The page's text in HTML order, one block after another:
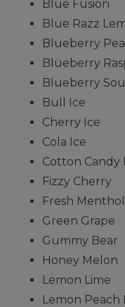
Blue Fusion
Blue Razz
Blueberry
Blueberry
Blueberry
Bull Ice
Cherry Ice
Cola Ice
Cotton Candy
Fizzy Cherry
Fresh
Green Grape
Gummy Bear
Honey Melon
Lemon Lime
Lemon Peach